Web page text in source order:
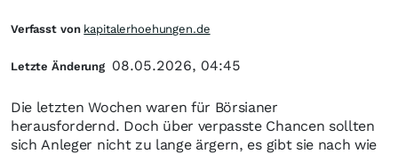
Die letzten Wochen waren für Börsianer
herausfordernd. Doch über verpasste Chancen sollten
sich Anleger nicht zu lange ärgern, es gibt sie nach wie
Verfasst von kapitalerhoehungen.de
Letzte Änderung 08.05.2026, 04:45